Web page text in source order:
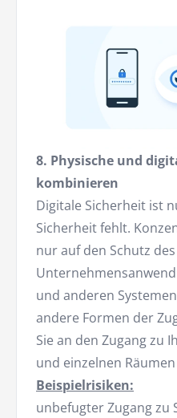
8. Physische und
kombinieren
Digitale Sicherheit ist
Sicherheit fehlt.
nur auf den Schutz
und anderen
andere Formen der
Sie an den Zugang zu
und einzelnen
Beispielrisiken:
unbefugter Zugang zu